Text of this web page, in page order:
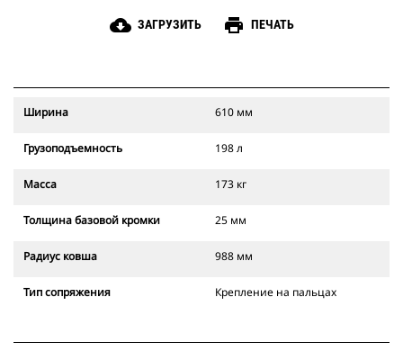
cloud_download ЗАГРУЗИТЬ print ПЕЧАТЬ
Ширина 610 мм
Грузоподъемность 198 л
Масса 173 кг
Толщина базовой кромки 25 мм
Радиус ковша 988 мм
Тип сопряжения Крепление на пальцах